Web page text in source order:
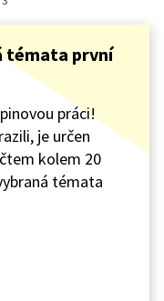
témata první
práci!
je určen
kolem 20
témata